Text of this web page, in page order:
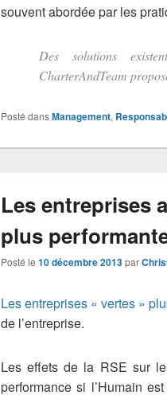
souvent abordée par les
Des solutions
CharterAndTeam
Posté dansManagement,
Les entreprises
plus
Posté le 10 décembre 2013par
Les entreprises « vertes »
de l’entreprise.
Les effets de la RSE sur
performance si l’Humain